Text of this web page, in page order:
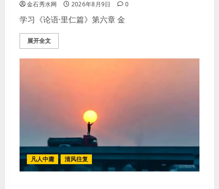
金石秀水网 2026年8月9日 0
学习《论语·里仁篇》第六章 金
展开全文
凡人中庸 清风往复